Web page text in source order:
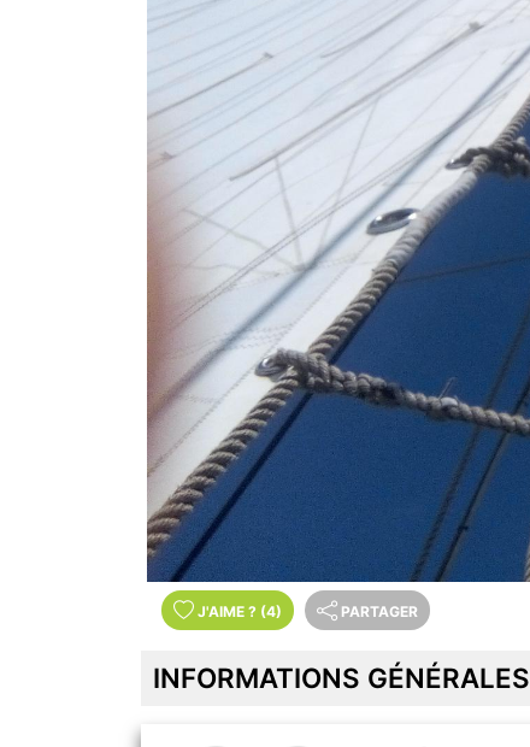
J'AIME ? (4) PARTAGER
INFORMATIONS GÉNÉRALES